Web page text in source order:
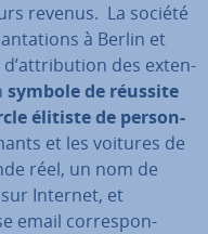
revenus. La société
à Berlin et
d’at­tri­bu­tion des ex­ten­
symbole de réussite
élitiste de per­son­
et les voitures de
réel, un nom de
Internet, et
email cor­res­pon­